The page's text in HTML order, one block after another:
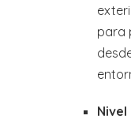
para